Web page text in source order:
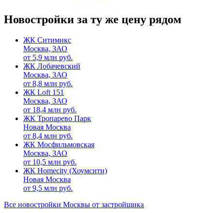
Новостройки за ту же цену рядом
ЖК Ситимикс
Москва, ЗАО
от 5,9 млн руб.
ЖК Лобачевский
Москва, ЗАО
от 8,8 млн руб.
ЖК Loft 151
Москва, ЗАО
от 18,4 млн руб.
ЖК Тропарево Парк
Новая Москва
от 8,4 млн руб.
ЖК Мосфильмовская
Москва, ЗАО
от 10,5 млн руб.
ЖК Homecity (Хоумсити)
Новая Москва
от 9,5 млн руб.
Все новостройки Москвы от застройщика